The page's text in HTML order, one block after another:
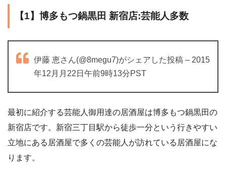
【1】博多もつ鍋黒田 新宿店:芸能人多数
伊藤 恵さん(@8megu7)がシェアした投稿 – 2015
年12月月22日午前9時13分PST
最初に紹介する芸能人御用達の居酒屋は博多もつ鍋黒田の
新宿店です。新宿三丁目駅から徒歩一分という行きやすい
立地にある居酒屋で多くの芸能人が訪れている居酒屋にな
ります。